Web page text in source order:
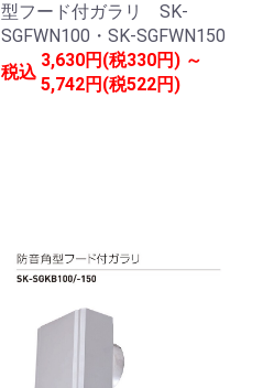
型フード付ガラリ SK-
SGFWN100・SK-SGFWN150
税込
3,630円(税330円) ～
5,742円(税522円)